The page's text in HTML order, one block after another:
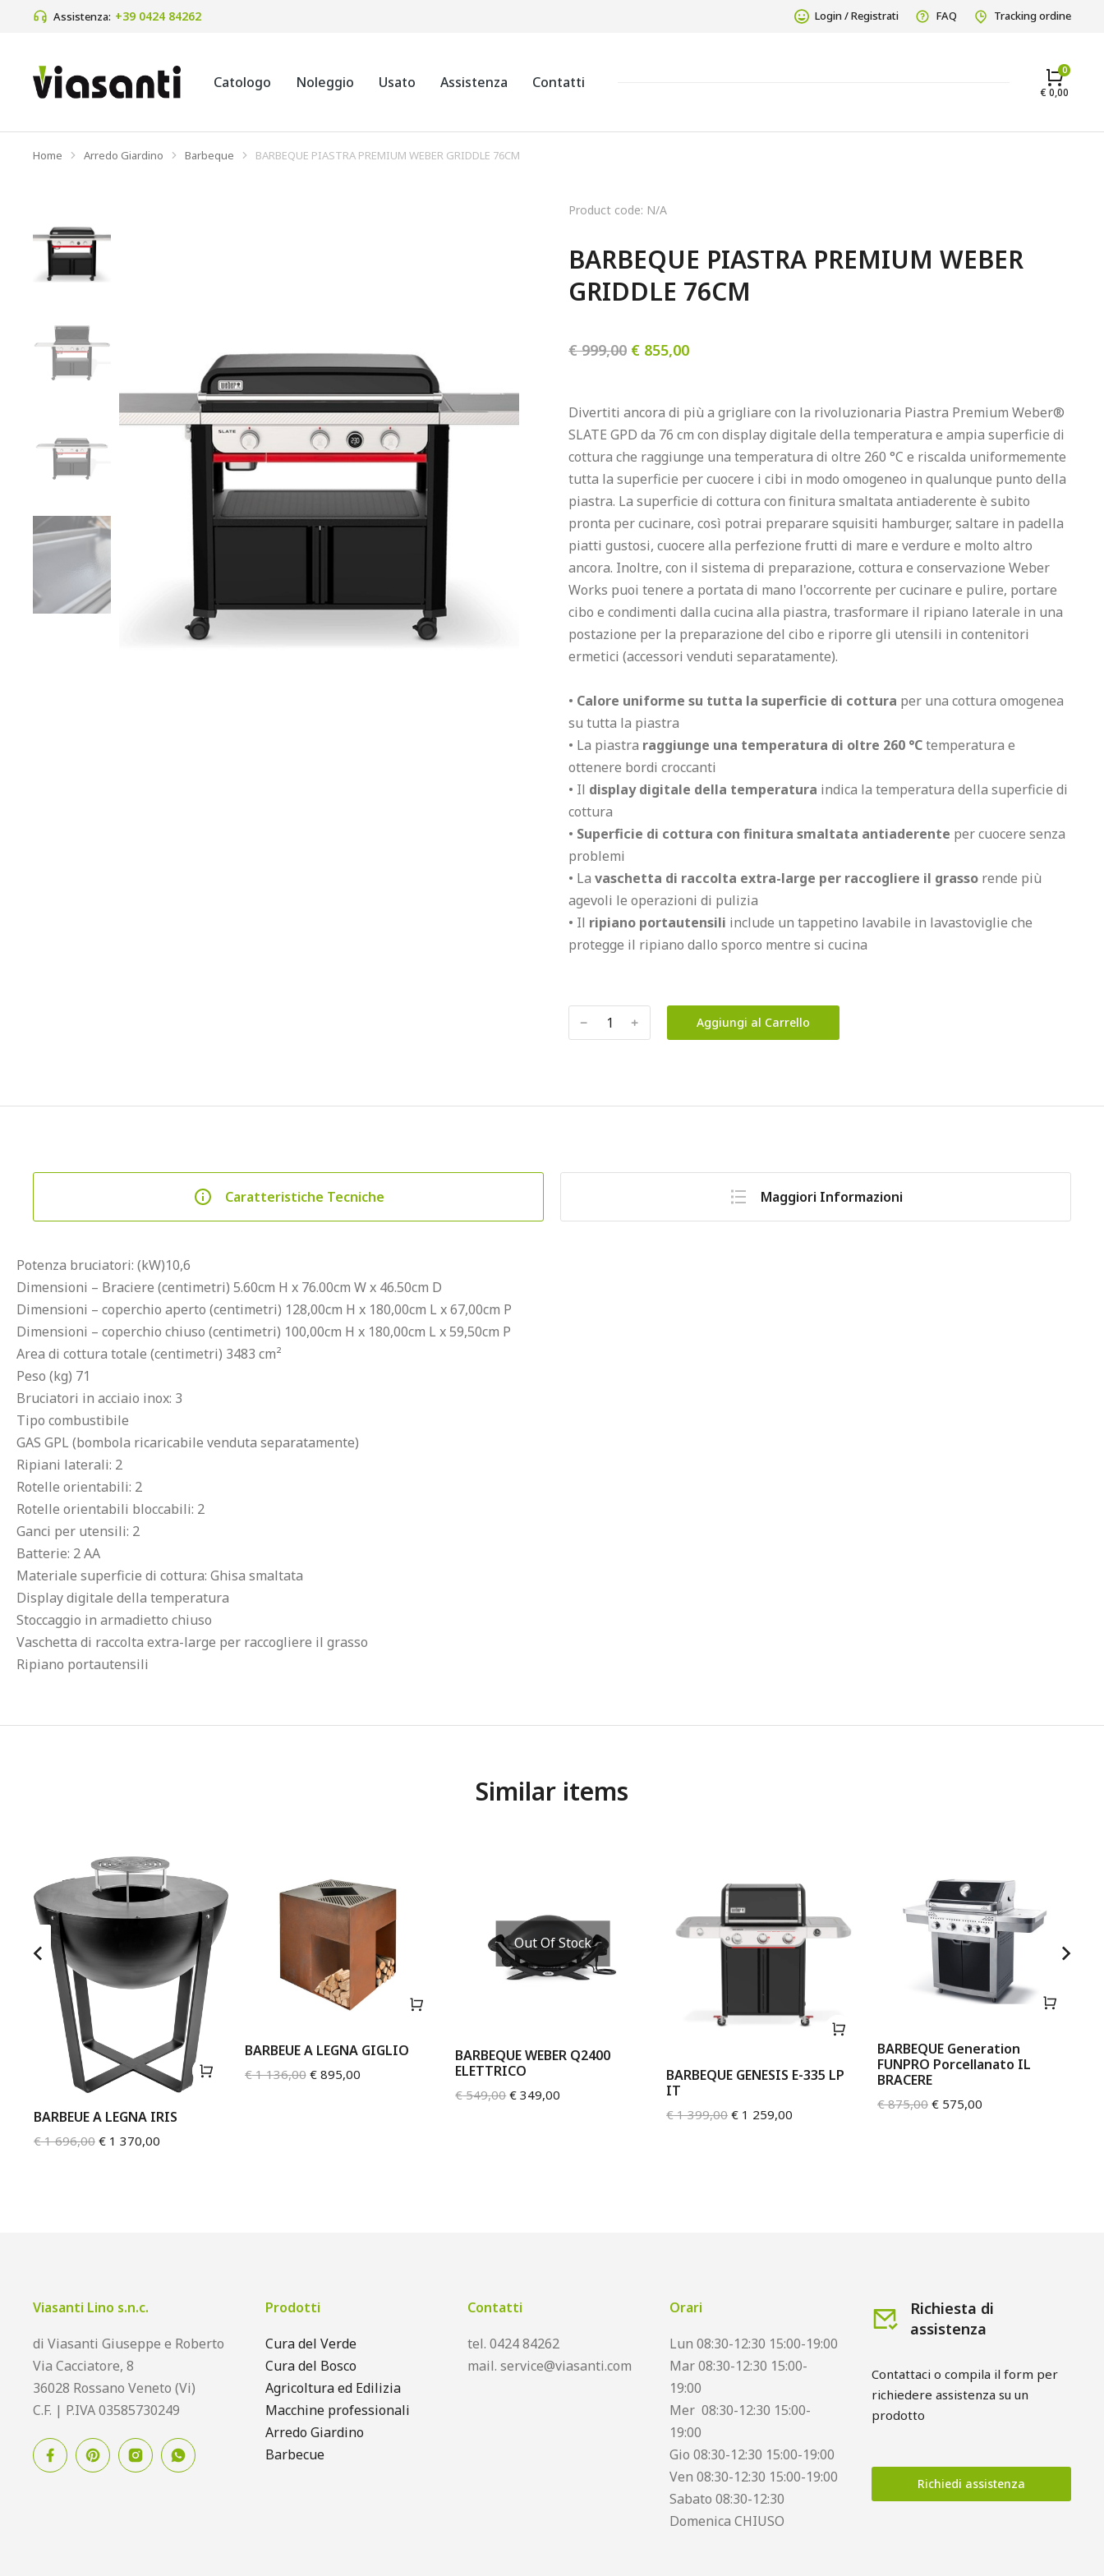
Assistenza: +39 0424 84262 Login / Registrati FAQ Tracking ordine
Catologo Noleggio Usato Assistenza Contatti
€ 0,00
Tu sei qui:
Home Arredo Giardino Barbeque BARBEQUE PIASTRA PREMIUM WEBER GRIDDLE 76CM
Product code: N/A
BARBEQUE PIASTRA PREMIUM WEBER
GRIDDLE 76CM
€999,00 € 855,00
Divertiti ancora di più a grigliare con la rivoluzionaria Piastra Premium Weber®
SLATE GPD da 76 cm con display digitale della temperatura e ampia superficie di
cottura che raggiunge una temperatura di oltre 260 °C e riscalda uniformemente
tutta la superficie per cuocere i cibi in modo omogeneo in qualunque punto della
piastra. La superficie di cottura con finitura smaltata antiaderente è subito
pronta per cucinare, così potrai preparare squisiti hamburger, saltare in padella
piatti gustosi, cuocere alla perfezione frutti di mare e verdure e molto altro
ancora. Inoltre, con il sistema di preparazione, cottura e conservazione Weber
Works puoi tenere a portata di mano l'occorrente per cucinare e pulire, portare
cibo e condimenti dalla cucina alla piastra, trasformare il ripiano laterale in una
postazione per la preparazione del cibo e riporre gli utensili in contenitori
ermetici (accessori venduti separatamente).
• Calore uniforme su tutta la superficie di cottura per una cottura omogenea
su tutta la piastra
• La piastra raggiunge una temperatura di oltre 260 °C temperatura e
ottenere bordi croccanti
• Il display digitale della temperatura indica la temperatura della superficie di
cottura
• Superficie di cottura con finitura smaltata antiaderente per cuocere senza
problemi
• La vaschetta di raccolta extra-large per raccogliere il grasso rende più
agevoli le operazioni di pulizia
• Il ripiano portautensili include un tappetino lavabile in lavastoviglie che
protegge il ripiano dallo sporco mentre si cucina
﹣ ﹢ Aggiungi al Carrello
Caratteristiche Tecniche Maggiori Informazioni
Potenza bruciatori: (kW)10,6
Dimensioni – Braciere (centimetri) 5.60cm H x 76.00cm W x 46.50cm D
Dimensioni – coperchio aperto (centimetri) 128,00cm H x 180,00cm L x 67,00cm P
Dimensioni – coperchio chiuso (centimetri) 100,00cm H x 180,00cm L x 59,50cm P
Area di cottura totale (centimetri) 3483 cm²
Peso (kg) 71
Bruciatori in acciaio inox: 3
Tipo combustibile
GAS GPL (bombola ricaricabile venduta separatamente)
Ripiani laterali: 2
Rotelle orientabili: 2
Rotelle orientabili bloccabili: 2
Ganci per utensili: 2
Batterie: 2 AA
Materiale superficie di cottura: Ghisa smaltata
Display digitale della temperatura
Stoccaggio in armadietto chiuso
Vaschetta di raccolta extra-large per raccogliere il grasso
Ripiano portautensili
Similar items
BARBEUE A LEGNA IRIS
€1 696,00 €1 370,00
BARBEUE A LEGNA GIGLIO
€1 136,00 €895,00
Out Of Stock
BARBEQUE WEBER Q2400
ELETTRICO
€549,00 € 349,00
BARBEQUE GENESIS E-335 LP
IT
€1 399,00 € 1 259,00
BARBEQUE Generation
FUNPRO Porcellanato IL
BRACERE
€875,00 €575,00
Viasanti Lino s.n.c.
di Viasanti Giuseppe e Roberto
Via Cacciatore, 8
36028 Rossano Veneto (Vi)
C.F. | P.IVA 03585730249
Prodotti
Cura del Verde
Cura del Bosco
Agricoltura ed Edilizia
Macchine professionali
Arredo Giardino
Barbecue
Contatti
tel. 0424 84262
mail. service@viasanti.com
Orari
Lun 08:30-12:30 15:00-19:00
Mar 08:30-12:30 15:00-
19:00
Mer 08:30-12:30 15:00-
19:00
Gio 08:30-12:30 15:00-19:00
Ven 08:30-12:30 15:00-19:00
Sabato 08:30-12:30
Domenica CHIUSO
Richiesta di
assistenza
Contattaci o compila il form per
richiedere assistenza su un
prodotto
Richiedi assistenza